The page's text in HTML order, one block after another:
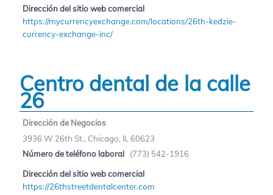
Dirección del sitio web comercial
https://mycurrencyexchange.com/locations/26th-kedzie-
currency-exchange-inc/
Centro dental de la calle
26
Dirección de Negocios
3936 W 26th St., Chicago, IL 60623
Número de teléfono laboral
(773) 542-1916
Dirección del sitio web comercial
https://26thstreetdentalcenter.com